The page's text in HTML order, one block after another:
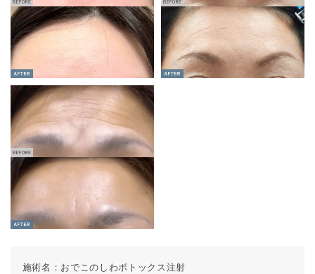
施術名： おでこのしわボトックス注射